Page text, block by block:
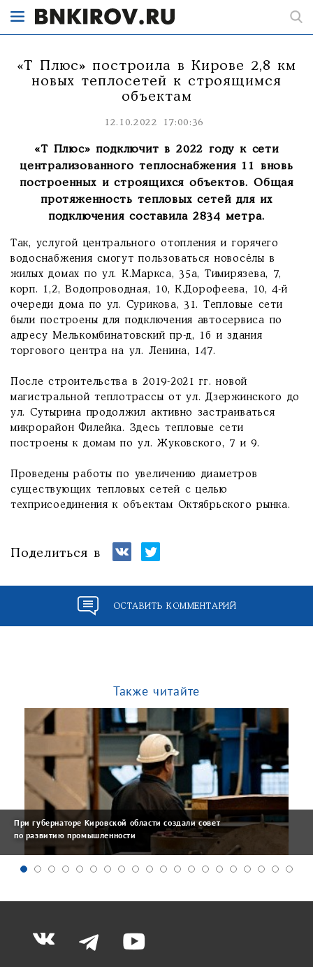
«Т Плюс» построила в Кирове 2,8 км
новых теплосетей к строящимся
объектам
12.10.2022 17:00:36
«Т Плюс» подключит в 2022 году к сети
централизованного теплоснабжения 11 вновь
построенных и строящихся объектов. Общая
протяженность тепловых сетей для их
подключения составила 2834 метра.
Так, услугой центрального отопления и горячего
водоснабжения смогут пользоваться новосёлы в
жилых домах по ул. К.Маркса, 35а, Тимирязева, 7,
корп. 1,2, Водопроводная, 10, К.Дорофеева, 10, 4-й
очереди дома по ул. Сурикова, 31. Тепловые сети
были построены для подключения автосервиса по
адресу Мелькомбинатовский пр-д, 1б и здания
торгового центра на ул. Ленина, 147.
После строительства в 2019-2021 гг. новой
магистральной теплотрассы от ул. Дзержинского до
ул. Сутырина продолжил активно застраиваться
микрорайон Филейка. Здесь тепловые сети
построены к домам по ул. Жуковского, 7 и 9.
Проведены работы по увеличению диаметров
существующих тепловых сетей с целью
техприсоединения к объектам Октябрьского рынка.
Поделиться в
ОСТАВИТЬ КОММЕНТАРИЙ
Также читайте
При губернаторе Кировской области создали совет
по развитию промышленности